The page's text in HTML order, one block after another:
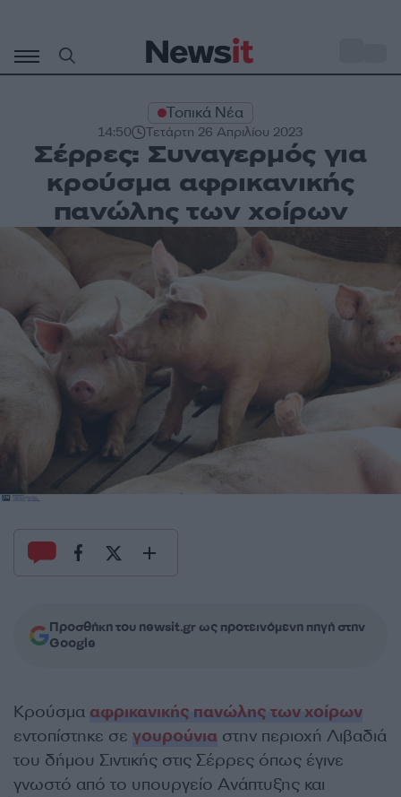
περιεχόμενο
Τοπικά Νέα
14:50 Τετάρτη 26 Απριλίου 2023
Σέρρες: Συναγερμός για
κρούσμα αφρικανικής
πανώλης των χοίρων
Προσθήκη του newsit.gr ως προτεινόμενη πηγή στην
Google
Κρούσμα αφρικανικής πανώλης των χοίρων
εντοπίστηκε σε γουρούνια στην περιοχή Λιβαδιά
του δήμου Σιντικής στις Σέρρες όπως έγινε
γνωστό από το υπουργείο Ανάπτυξης και